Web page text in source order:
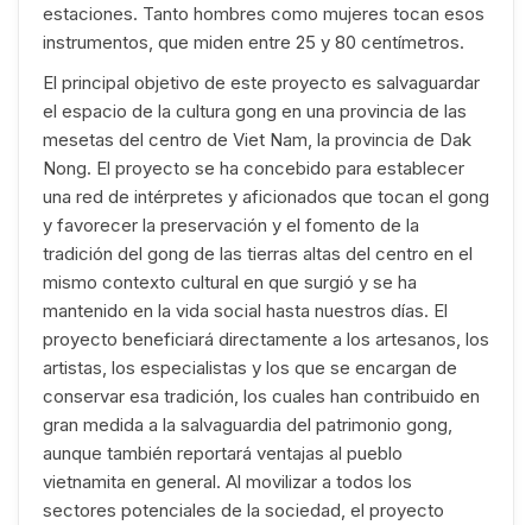
estaciones. Tanto hombres como mujeres tocan esos
instrumentos, que miden entre 25 y 80 centímetros.
El principal objetivo de este proyecto es salvaguardar
el espacio de la cultura gong en una provincia de las
mesetas del centro de Viet Nam, la provincia de Dak
Nong. El proyecto se ha concebido para establecer
una red de intérpretes y aficionados que tocan el gong
y favorecer la preservación y el fomento de la
tradición del gong de las tierras altas del centro en el
mismo contexto cultural en que surgió y se ha
mantenido en la vida social hasta nuestros días. El
proyecto beneficiará directamente a los artesanos, los
artistas, los especialistas y los que se encargan de
conservar esa tradición, los cuales han contribuido en
gran medida a la salvaguardia del patrimonio gong,
aunque también reportará ventajas al pueblo
vietnamita en general. Al movilizar a todos los
sectores potenciales de la sociedad, el proyecto